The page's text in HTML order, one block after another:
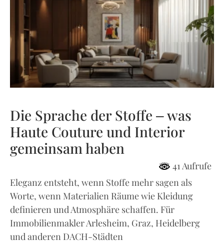
Die Sprache der Stoffe – was
Haute Couture und Interior
gemeinsam haben
41 Aufrufe
Eleganz entsteht, wenn Stoffe mehr sagen als
Worte, wenn Materialien Räume wie Kleidung
definieren und Atmosphäre schaffen. Für
Immobilienmakler Arlesheim, Graz, Heidelberg
und anderen DACH-Städten